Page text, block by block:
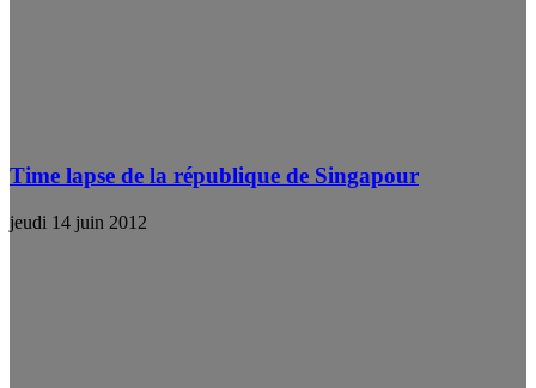
Time lapse de la république de Singapour
jeudi 14 juin 2012